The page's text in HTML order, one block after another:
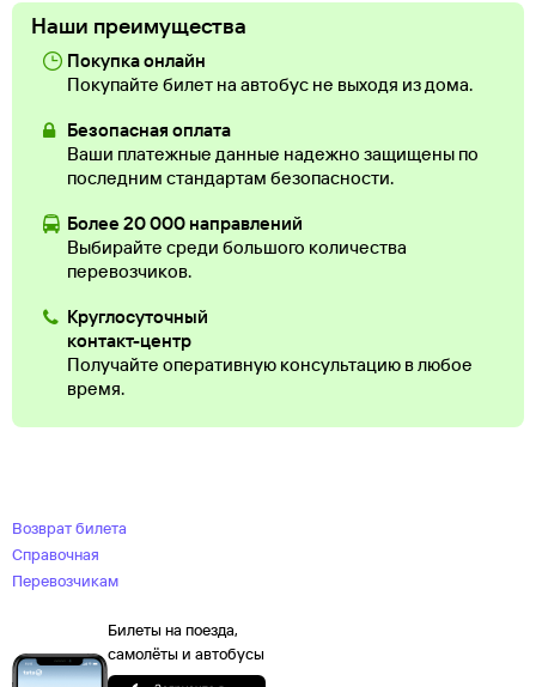
Наши преимущества
Покупка онлайн
Покупайте билет на автобус не выходя из дома.
Безопасная оплата
Ваши платежные данные надежно защищены по
последним стандартам безопасности.
Более 20 000 направлений
Выбирайте среди большого количества
перевозчиков.
Круглосуточный
контакт-центр
Получайте оперативную консультацию в любое
время.
Возврат билета
Справочная
Перевозчикам
Билеты на поезда,
самолёты и автобусы